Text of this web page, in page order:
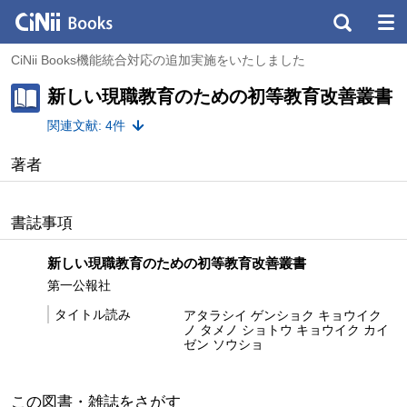
CiNii Books機能統合対応の追加実施をいたしました
新しい現職教育のための初等教育改善叢書
関連文献: 4件
著者
書誌事項
新しい現職教育のための初等教育改善叢書
第一公報社
タイトル読み
アタラシイ ゲンショク キョウイク
ノ タメノ ショトウ キョウイク カイ
ゼン ソウショ
この図書・雑誌をさがす